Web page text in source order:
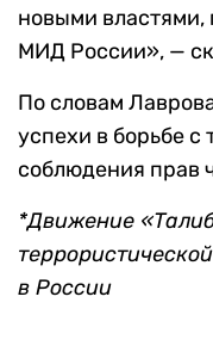
новыми властями,
МИД России», —
По словам
успехи в борьбе с
соблюдения прав
*Движение
в России